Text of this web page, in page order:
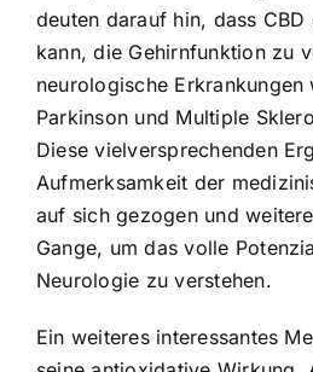
deuten darauf hin, dass
kann, die Gehirnfunktion zu
neurologische Erkrankungen
Parkinson und Multiple
Diese vielversprechenden
Aufmerksamkeit der
auf sich gezogen und
Gange, um das volle
Neurologie zu verstehen.
Ein weiteres interessantes